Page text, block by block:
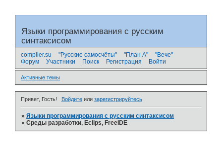
Языки программирования с русским
синтаксисом
compiler.su "Русские самосчёты" "План А"
"Вече"
Форум
Участники Поиск Регистрация Войти
Активные темы
Привет, Гость! Войдитеили зарегистрируйтесь.
»Языки программирования с русским синтаксисом
»Среды разработки, Eclips, FreeIDE